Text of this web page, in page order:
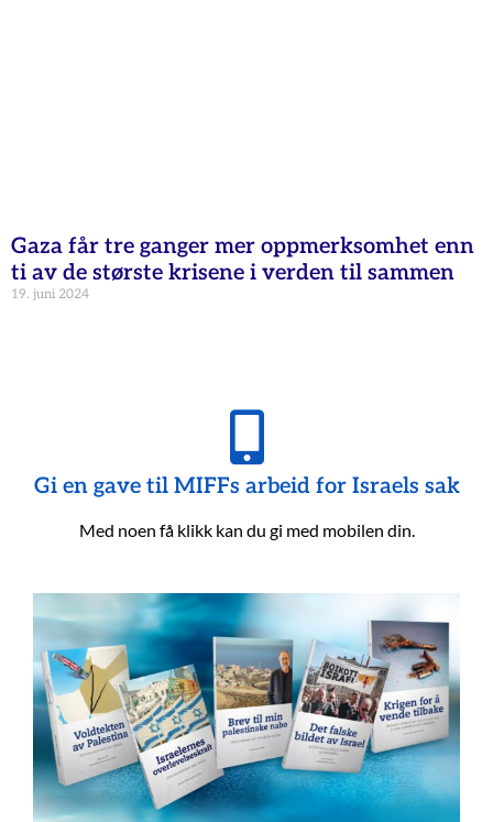
Gaza får tre ganger mer oppmerksomhet enn
ti av de største krisene i verden til sammen
19. juni 2024
Gi en gave til MIFFs arbeid for Israels sak
Med noen få klikk kan du gi med mobilen din.